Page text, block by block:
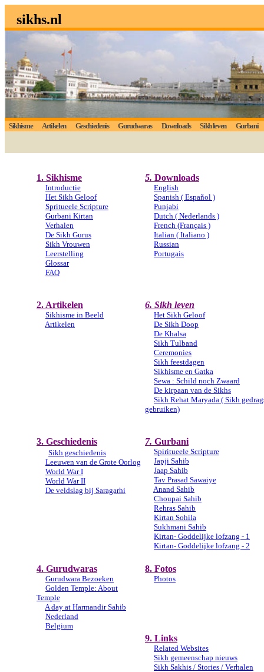
sikhs.nl
Sikhisme Artikelen Geschiedenis Gurudwaras Downloads Sikh leven Gurbani
1. Sikhisme
Introductie
Het Sikh Geloof
Spritueele Scripture
Gurbani Kirtan
Verhalen
De Sikh Gurus
Sikh Vrouwen
Leerstelling
Glossar
FAQ
5. Downloads
English
Spanish ( Español )
Punjabi
Dutch ( Nederlands )
French (Français )
Italian ( Italiano )
Russian
Portugais
2. Artikelen
Sikhisme in Beeld
Artikelen
6. Sikh leven
Het Sikh Geloof
De Sikh Doop
De Khalsa
Sikh Tulband
Ceremonies
Sikh feestdagen
Sikhisme en Gatka
Sewa : Schild noch Zwaard
De kirpaan van de Sikhs
Sikh Rehat Maryada ( Sikh
gebruiken)
3. Geschiedenis
Sikh geschiedenis
Leeuwen van de Grote Oorlog
World War I
World War II
De veldslag bij Saragarhi
7. Gurbani
Spiritueele Scripture
Japji Sahib
Jaap Sahib
Tav Prasad Sawaiye
Anand Sahib
Choupai Sahib
Rehras Sahib
Kirtan Sohila
Sukhmani Sahib
Kirtan- Goddelijke lofzang - 1
Kirtan- Goddelijke lofzang - 2
4. Gurudwaras
Gurudwara Bezoeken
Golden Temple: About
Temple
A day at Harmandir Sahib
Nederland
Belgium
8. Fotos
Photos
9. Links
Related Websites
Sikh gemeenschap nieuws
Sikh Sakhis / Stories / Verhalen